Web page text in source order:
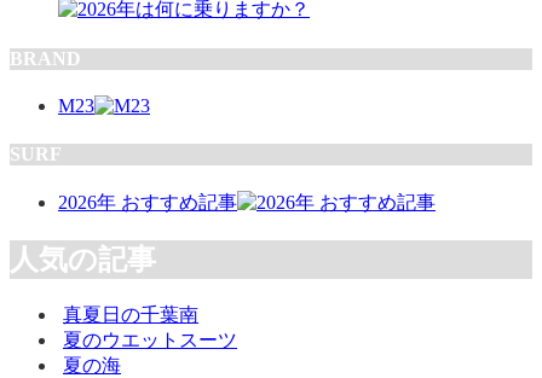
BRAND
M23
SURF
2026年 おすすめ記事
人気の記事
真夏日の千葉南
夏のウエットスーツ
夏の海